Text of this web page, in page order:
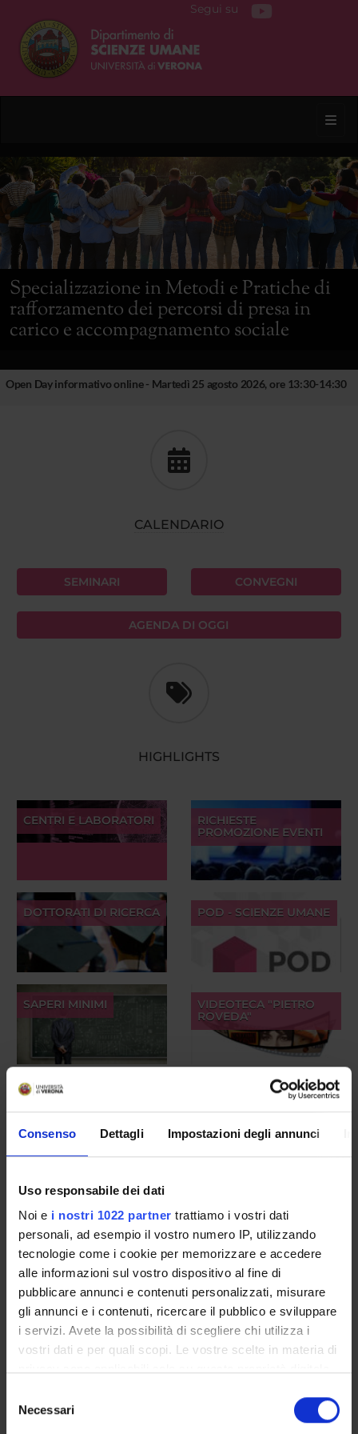
Consenso Dettagli Impostazioni degli annunci
Uso responsabile dei dati
Noi e i nostri 1022 partner trattiamo i vostri dati
personali, ad esempio il vostro numero IP, utilizzando
tecnologie come i cookie per memorizzare e accedere
alle informazioni sul vostro dispositivo al fine di
pubblicare annunci e contenuti personalizzati, misurare
gli annunci e i contenuti, ricercare il pubblico e sviluppare
i servizi. Avete la possibilità di scegliere chi utilizza i
vostri dati e per quali scopi. Le vostre scelte in materia di
modificare o revocare il proprio consenso in qualsiasi
momento dalla Dichiarazione sui cookie o facendo clic
delNecessari
Segui su
Specializzazione in Metodi e Pratiche di
rafforzamento dei percorsi di presa in
carico e accompagnamento sociale
Open Day informativo online - Martedì 25 agosto 2026, ore 13:30-14:30
CALENDARIO
SEMINARI CONVEGNI
AGENDA DI OGGI
HIGHLIGHTS
CENTRI E LABORATORI
RICHIESTE
PROMOZIONE EVENTI
DOTTORATI DI RICERCA POD - SCIENZE UMANE
SAPERI MINIMI
VIDEOTECA "PIETRO
ROVEDA"
MOBILITÀ
INTERNAZIONALE
PRESENTAZIONE
VIDEO EVENTI TERZA
MISSIONE
Open Day, incontro informativo Master Supervisione